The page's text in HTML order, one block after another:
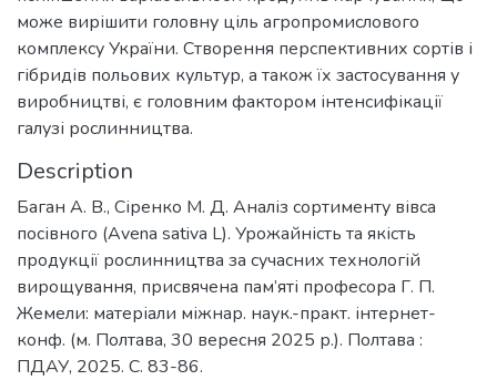
може вирішити головну ціль агропромислового
комплексу України. Створення перспективних сортів і
гібридів польових культур, а також їх застосування у
виробництві, є головним фактором інтенсифікації
галузі рослинництва.
Description
Баган А. В., Сіренко М. Д. Аналіз сортименту вівса
посівного (Avena sativa L). Урожайність та якість
продукції рослинництва за сучасних технологій
вирощування, присвячена пам’яті професора Г. П.
Жемели: матеріали міжнар. наук.-практ. інтернет-
конф. (м. Полтава, 30 вересня 2025 р.). Полтава :
ПДАУ, 2025. С. 83-86.